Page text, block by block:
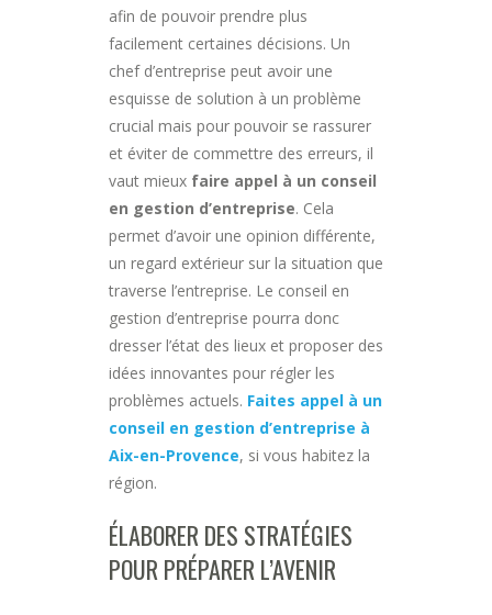
afin de pouvoir prendre plus
facilement certaines décisions. Un
chef d’entreprise peut avoir une
esquisse de solution à un problème
crucial mais pour pouvoir se rassurer
et éviter de commettre des erreurs, il
vaut mieux faire appel à un conseil
en gestion d’entreprise. Cela
permet d’avoir une opinion différente,
un regard extérieur sur la situation que
traverse l’entreprise. Le conseil en
gestion d’entreprise pourra donc
dresser l’état des lieux et proposer des
idées innovantes pour régler les
problèmes actuels. Faites appel à un
conseil en gestion d’entreprise à
Aix-en-Provence, si vous habitez la
région.
ÉLABORER DES STRATÉGIES
POUR PRÉPARER L’AVENIR